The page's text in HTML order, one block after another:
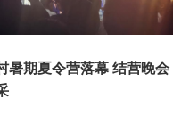
暑期夏令营落幕 结营晚会